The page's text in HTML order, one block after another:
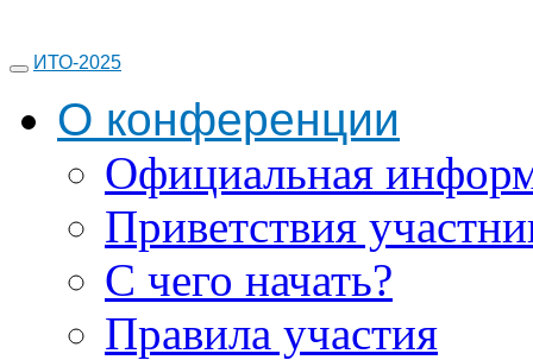
ИТО-2025
О конференции
Официальная
Приветствия
С чего начать?
Правила участия